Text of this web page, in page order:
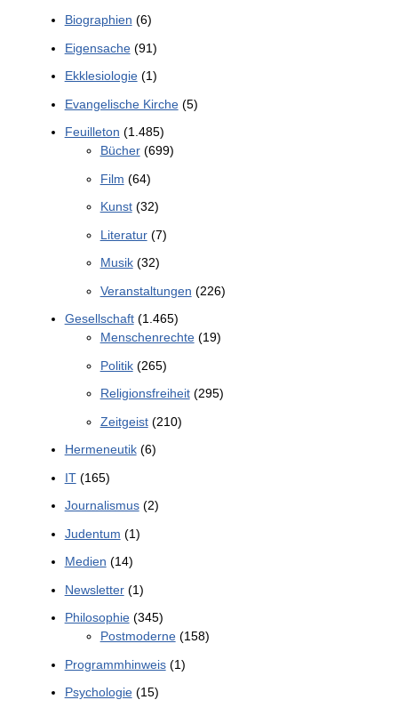
Biographien (6)
Eigensache(91)
Ekklesiologie(1)
Evangelische Kirche(5)
Feuilleton (1.485)
Bücher(699)
Film (64)
Kunst(32)
Literatur(7)
Musik(32)
Veranstaltungen (226)
Gesellschaft(1.465)
Menschenrechte(19)
Politik(265)
Religionsfreiheit(295)
Zeitgeist(210)
Hermeneutik(6)
IT(165)
Journalismus(2)
Judentum (1)
Medien (14)
Newsletter(1)
Philosophie(345)
Postmoderne(158)
Programmhinweis(1)
Psychologie(15)